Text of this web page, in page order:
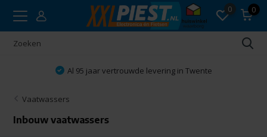
0 0
Vakkundig advies
Vaatwassers
Inbouw vaatwassers